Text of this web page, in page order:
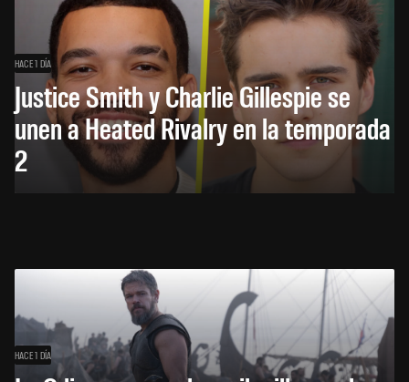
HACE 1 DÍA
Justice Smith y Charlie Gillespie se
unen a Heated Rivalry en la temporada
2
HACE 1 DÍA